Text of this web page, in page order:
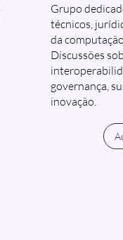
Grupo
técnicos,
da
Discussões
governança,
inovação.